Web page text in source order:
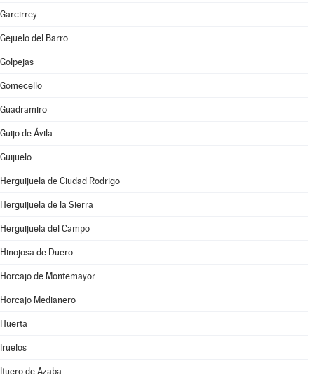
Garcirrey
Gejuelo del Barro
Golpejas
Gomecello
Guadramiro
Guijo de Ávila
Guijuelo
Herguijuela de Ciudad Rodrigo
Herguijuela de la Sierra
Herguijuela del Campo
Hinojosa de Duero
Horcajo de Montemayor
Horcajo Medianero
Huerta
Iruelos
Ituero de Azaba